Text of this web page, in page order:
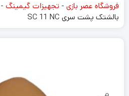
فروشگاه عصر بازی - تجهیزات گیمینگ -
بالشتک پشت سری SC 11 NC